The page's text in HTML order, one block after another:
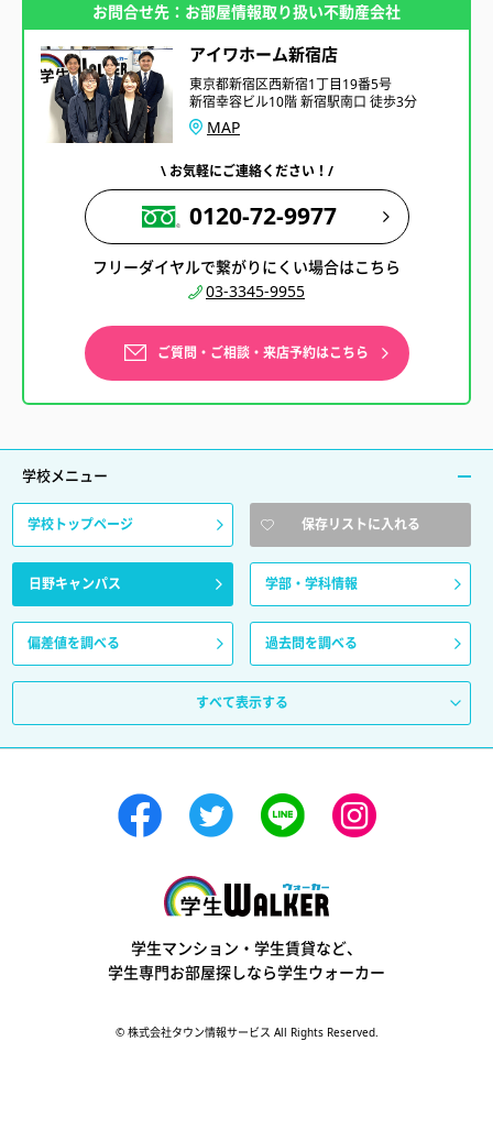
お問合せ先：お部屋情報取り扱い不動産会社
アイワホーム新宿店
東京都新宿区西新宿1丁目19番5号
新宿幸容ビル10階 新宿駅南口 徒歩3分
MAP
\ お気軽にご連絡ください！/
0120-72-9977
フリーダイヤルで繋がりにくい場合はこちら
03-3345-9955
ご質問・ご相談・来店予約はこちら
学校メニュー
学校トップページ 保存リストに入れる
日野キャンパス 学部・学科情報
偏差値を調べる 過去問を調べる
すべて表示する
学生マンション・学生賃貸など、
学生専門お部屋探しなら学生ウォーカー
© 株式会社タウン情報サービス All Rights Reserved.